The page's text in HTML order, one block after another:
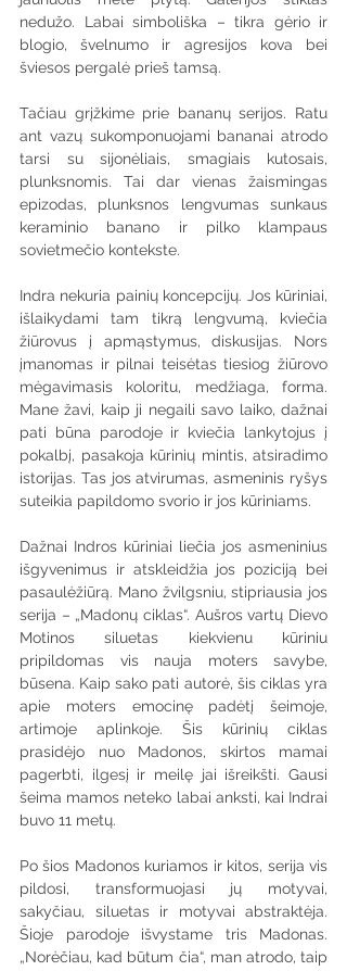
nedužo. Labai simboliška – tikra gėrio ir
blogio, švelnumo ir agresijos kova bei
šviesos pergalė prieš tamsą.
Tačiau grįžkime prie bananų serijos. Ratu
ant vazų sukomponuojami bananai atrodo
tarsi su sijonėliais, smagiais kutosais,
plunksnomis. Tai dar vienas žaismingas
epizodas, plunksnos lengvumas sunkaus
keraminio banano ir pilko klampaus
sovietmečio kontekste.
Indra nekuria painių koncepcijų. Jos kūriniai,
išlaikydami tam tikrą lengvumą, kviečia
žiūrovus į apmąstymus, diskusijas. Nors
įmanomas ir pilnai teisėtas tiesiog žiūrovo
mėgavimasis koloritu, medžiaga, forma.
Mane žavi, kaip ji negaili savo laiko, dažnai
pati būna parodoje ir kviečia lankytojus į
pokalbį, pasakoja kūrinių mintis, atsiradimo
istorijas. Tas jos atvirumas, asmeninis ryšys
suteikia papildomo svorio ir jos kūriniams.
Dažnai Indros kūriniai liečia jos asmeninius
išgyvenimus ir atskleidžia jos poziciją bei
pasaulėžiūrą. Mano žvilgsniu, stipriausia jos
serija – „Madonų ciklas“. Aušros vartų Dievo
Motinos siluetas kiekvienu kūriniu
pripildomas vis nauja moters savybe,
būsena. Kaip sako pati autorė, šis ciklas yra
apie moters emocinę padėtį šeimoje,
artimoje aplinkoje. Šis kūrinių ciklas
prasidėjo nuo Madonos, skirtos mamai
pagerbti, ilgesį ir meilę jai išreikšti. Gausi
šeima mamos neteko labai anksti, kai Indrai
buvo 11 metų.
Po šios Madonos kuriamos ir kitos, serija vis
pildosi, transformuojasi jų motyvai,
sakyčiau, siluetas ir motyvai abstraktėja.
Šioje parodoje išvystame tris Madonas.
„Norėčiau, kad būtum čia“, man atrodo, taip